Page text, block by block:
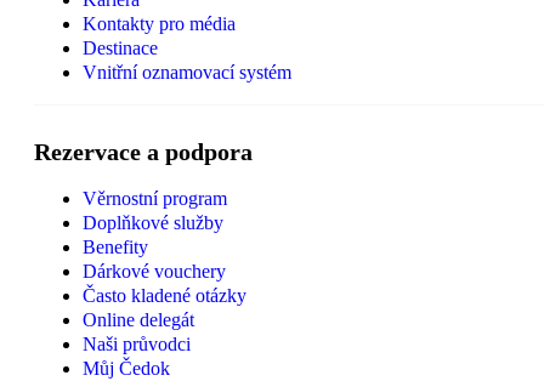
Kontakty pro média
Destinace
Vnitřní oznamovací systém
Rezervace a podpora
Věrnostní program
Doplňkové služby
Benefity
Dárkové vouchery
Často kladené otázky
Online delegát
Naši průvodci
Můj Čedok